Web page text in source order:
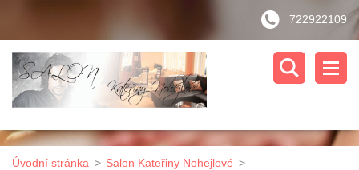
722922109
Úvodní stránka > Salon Kateřiny Nohejlové >